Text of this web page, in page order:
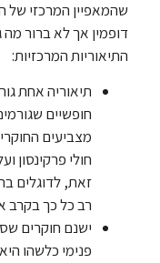
שהמאפיין המרכזי של
דופמין אך לא ברור
התיאוריות המרכזיות:
תיאוריה אחת
חופשיים
מצביעים
חולי פרקינסון
זאת, לדוגלים
רב כל כך בקרב
ישנם חוקרים
פנימי כלשהו